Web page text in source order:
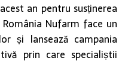
an pentru susținerea
Nufarm face un
și lansează campania
prin care specialiștii